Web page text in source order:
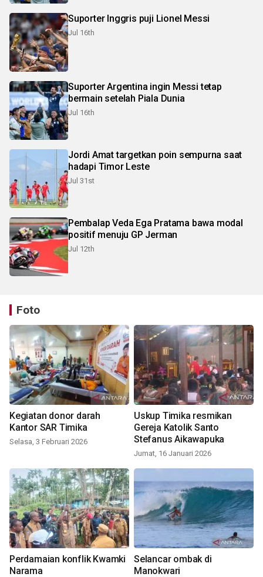
Suporter Inggris puji Lionel Messi
Jul 16th
Suporter Argentina ingin Messi tetap
bermain setelah Piala Dunia
Jul 16th
Jordi Amat targetkan poin sempurna saat
hadapi Timor Leste
Jul 31st
Pembalap Veda Ega Pratama bawa modal
positif menuju GP Jerman
Jul 12th
Foto
Kegiatan donor darah
Kantor SAR Timika
Selasa, 3 Februari 2026
Uskup Timika resmikan
Gereja Katolik Santo
Stefanus Aikawapuka
Jumat, 16 Januari 2026
Perdamaian konflik Kwamki
Narama
Selancar ombak di
Manokwari